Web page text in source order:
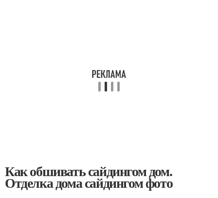
Как обшивать сайдингом дом.
Отделка дома сайдингом фото